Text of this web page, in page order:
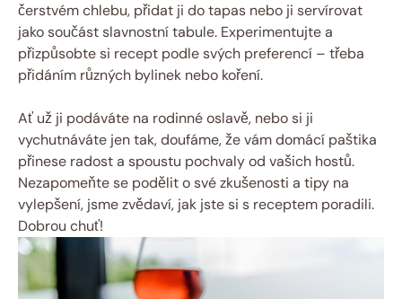
čerstvém chlebu, přidat ji do tapas nebo ji servírovat
jako součást slavnostní tabule. Experimentujte a
přizpůsobte si recept podle svých preferencí – třeba
přidáním různých bylinek nebo koření.
Ať už ji podáváte na rodinné oslavě, nebo si ji
vychutnáváte jen tak, doufáme, že vám domácí paštika
přinese radost a spoustu pochvaly od vašich hostů.
Nezapomeňte se podělit o své zkušenosti a tipy na
vylepšení, jsme zvědaví, jak jste si s receptem poradili.
Dobrou chuť!